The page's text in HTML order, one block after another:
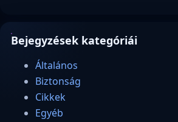
Bejegyzések kategóriái
Általános
Biztonság
Cikkek
Egyéb